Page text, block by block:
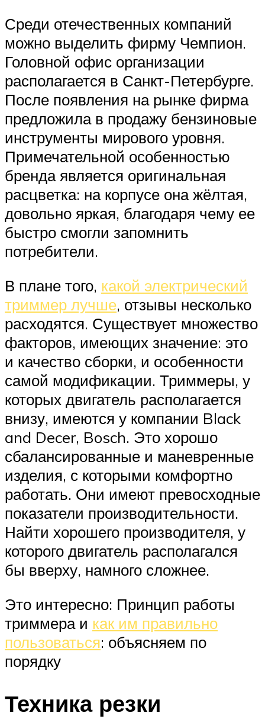
Среди отечественных компаний
можно выделить фирму Чемпион.
Головной офис организации
располагается в Санкт-Петербурге.
После появления на рынке фирма
предложила в продажу бензиновые
инструменты мирового уровня.
Примечательной особенностью
бренда является оригинальная
расцветка: на корпусе она жёлтая,
довольно яркая, благодаря чему ее
быстро смогли запомнить
потребители.
В плане того, какой электрический
триммер лучше, отзывы несколько
расходятся. Существует множество
факторов, имеющих значение: это
и качество сборки, и особенности
самой модификации. Триммеры, у
которых двигатель располагается
внизу, имеются у компании Black
and Decer, Bosch. Это хорошо
сбалансированные и маневренные
изделия, с которыми комфортно
работать. Они имеют превосходные
показатели производительности.
Найти хорошего производителя, у
которого двигатель располагался
бы вверху, намного сложнее.
Это интересно: Принцип работы
триммера и как им правильно
пользоваться: объясняем по
порядку
Техника резки